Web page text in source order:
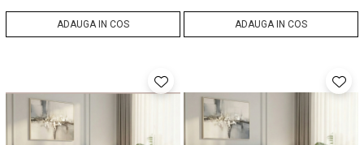
ADAUGA IN COS ADAUGA IN COS